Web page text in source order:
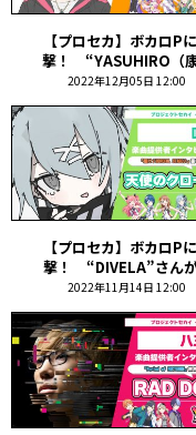
【プロセカ】ボカロP
撃！ “YASUHIRO（
2022年12月05日 12:00
【プロセカ】ボカロP
撃！ “DIVELA”さん
2022年11月14日 12:00